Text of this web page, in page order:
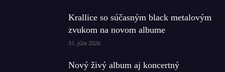
Krallice so súčasným black metalovým
zvukom na novom albume
31. júla 2026
Nový živý album aj koncertný